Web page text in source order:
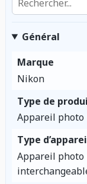
Général
Marque
Nikon
Type de
Appareil photo
Type
Appareil photo